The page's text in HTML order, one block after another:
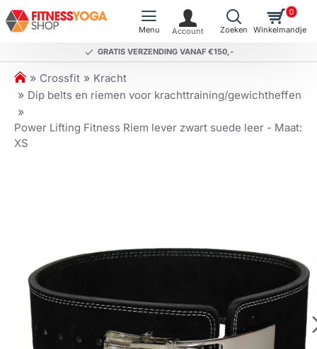
GRATIS VERZENDING VANAF €150,-
0
h
o
e
Crossfit
Kracht
Dip belts en riemen voor krachttraining/gewichtheffen
Power Lifting Fitness Riem lever zwart suede leer - Maat:
XS